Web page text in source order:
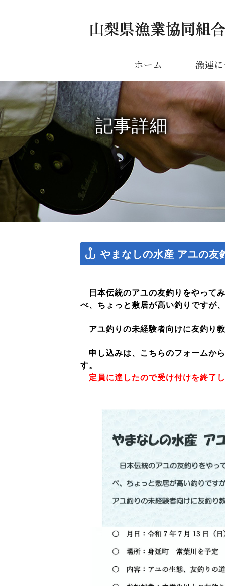
ホーム 漁連
記事詳細
やまなしの水産 アユの
日本伝統のアユの友釣りをやって
べ、ちょっと敷居が高い釣りですが
アユ釣りの未経験者向けに友釣り
申し込みは、こちらのフォームか
す。
定員に達したので受け付けを終了